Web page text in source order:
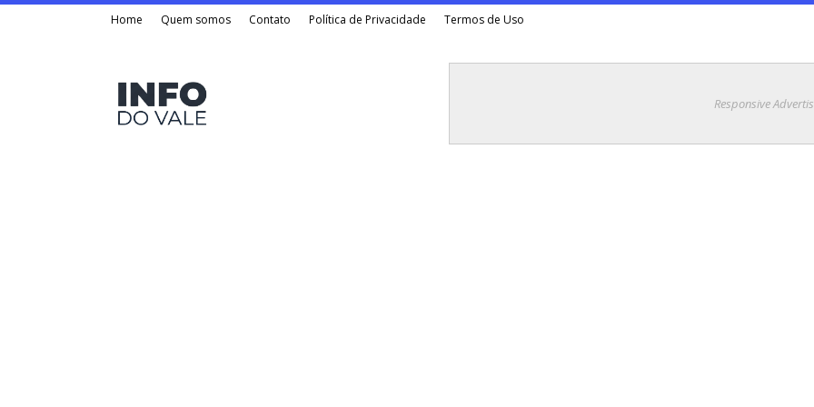
Home Quem somos Contato Política de Privacidade Termos de Uso
Responsive